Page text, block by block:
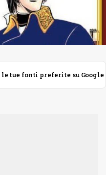
tue fonti preferite su Google